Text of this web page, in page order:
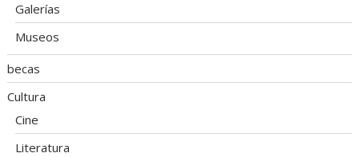
Galerías
Museos
becas
Cultura
Cine
Literatura